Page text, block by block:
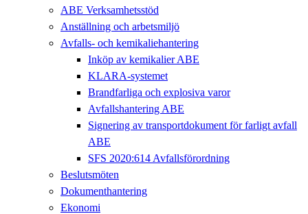
ABE Verksamhetsstöd
Anställning och arbetsmiljö
Avfalls- och kemikaliehantering
Inköp av kemikalier ABE
KLARA-systemet
Brandfarliga och explosiva varor
Avfallshantering ABE
Signering av transportdokument för farligt avfall
ABE
SFS 2020:614 Avfallsförordning
Beslutsmöten
Dokumenthantering
Ekonomi